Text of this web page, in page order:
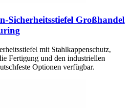
Sicherheitsstiefel Großhandel
mit Stahlkappenschutz,
Fertigung und den industriellen
Optionen verfügbar.